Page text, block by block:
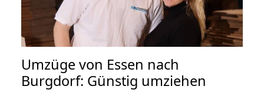
Umzüge von Essen nach
Burgdorf: Günstig umziehen